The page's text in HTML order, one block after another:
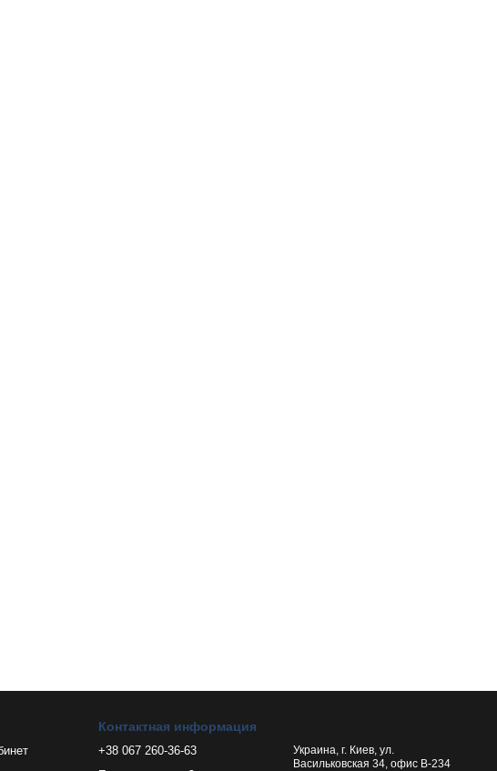
Контактная информация
+38 067 260-36-63
Украина, г. Киев, ул.
Васильковская 34, офис В-234